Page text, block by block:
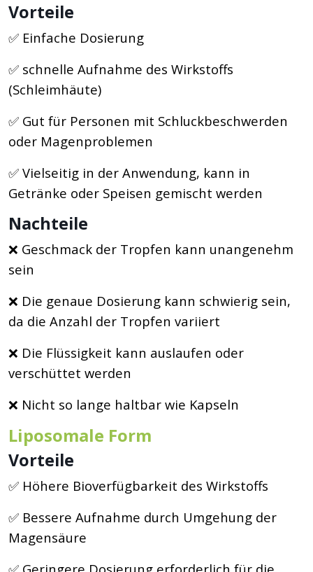
Vorteile
✅ Einfache Dosierung
✅ schnelle Aufnahme des Wirkstoffs
(Schleimhäute)
✅ Gut für Personen mit Schluckbeschwerden
oder Magenproblemen
✅ Vielseitig in der Anwendung, kann in
Getränke oder Speisen gemischt werden
Nachteile
❌ Geschmack der Tropfen kann unangenehm
sein
❌ Die genaue Dosierung kann schwierig sein,
da die Anzahl der Tropfen variiert
❌ Die Flüssigkeit kann auslaufen oder
verschüttet werden
❌ Nicht so lange haltbar wie Kapseln
Liposomale Form
Vorteile
✅ Höhere Bioverfügbarkeit des Wirkstoffs
✅ Bessere Aufnahme durch Umgehung der
Magensäure